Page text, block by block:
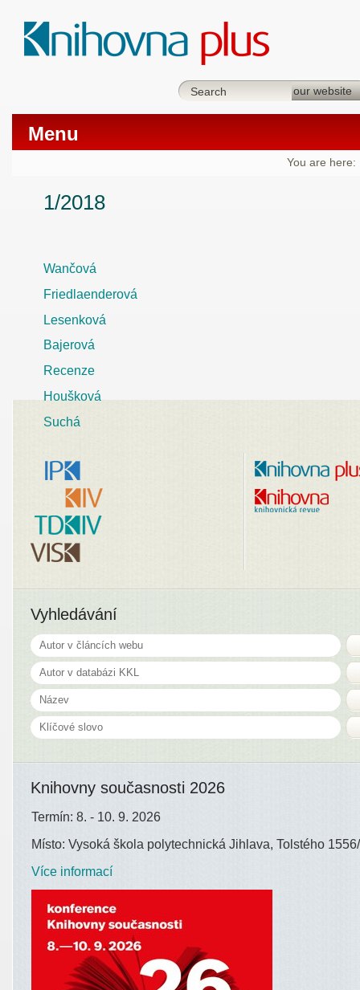
Menu
You are here:
1/2018
Wančová
Friedlaenderová
Lesenková
Bajerová
Recenze
Houšková
Suchá
Vyhledávání
Knihovny současnosti 2026
Termín: 8. - 10. 9. 2026
Místo: Vysoká škola polytechnická Jihlava, Tolstého
Více informací